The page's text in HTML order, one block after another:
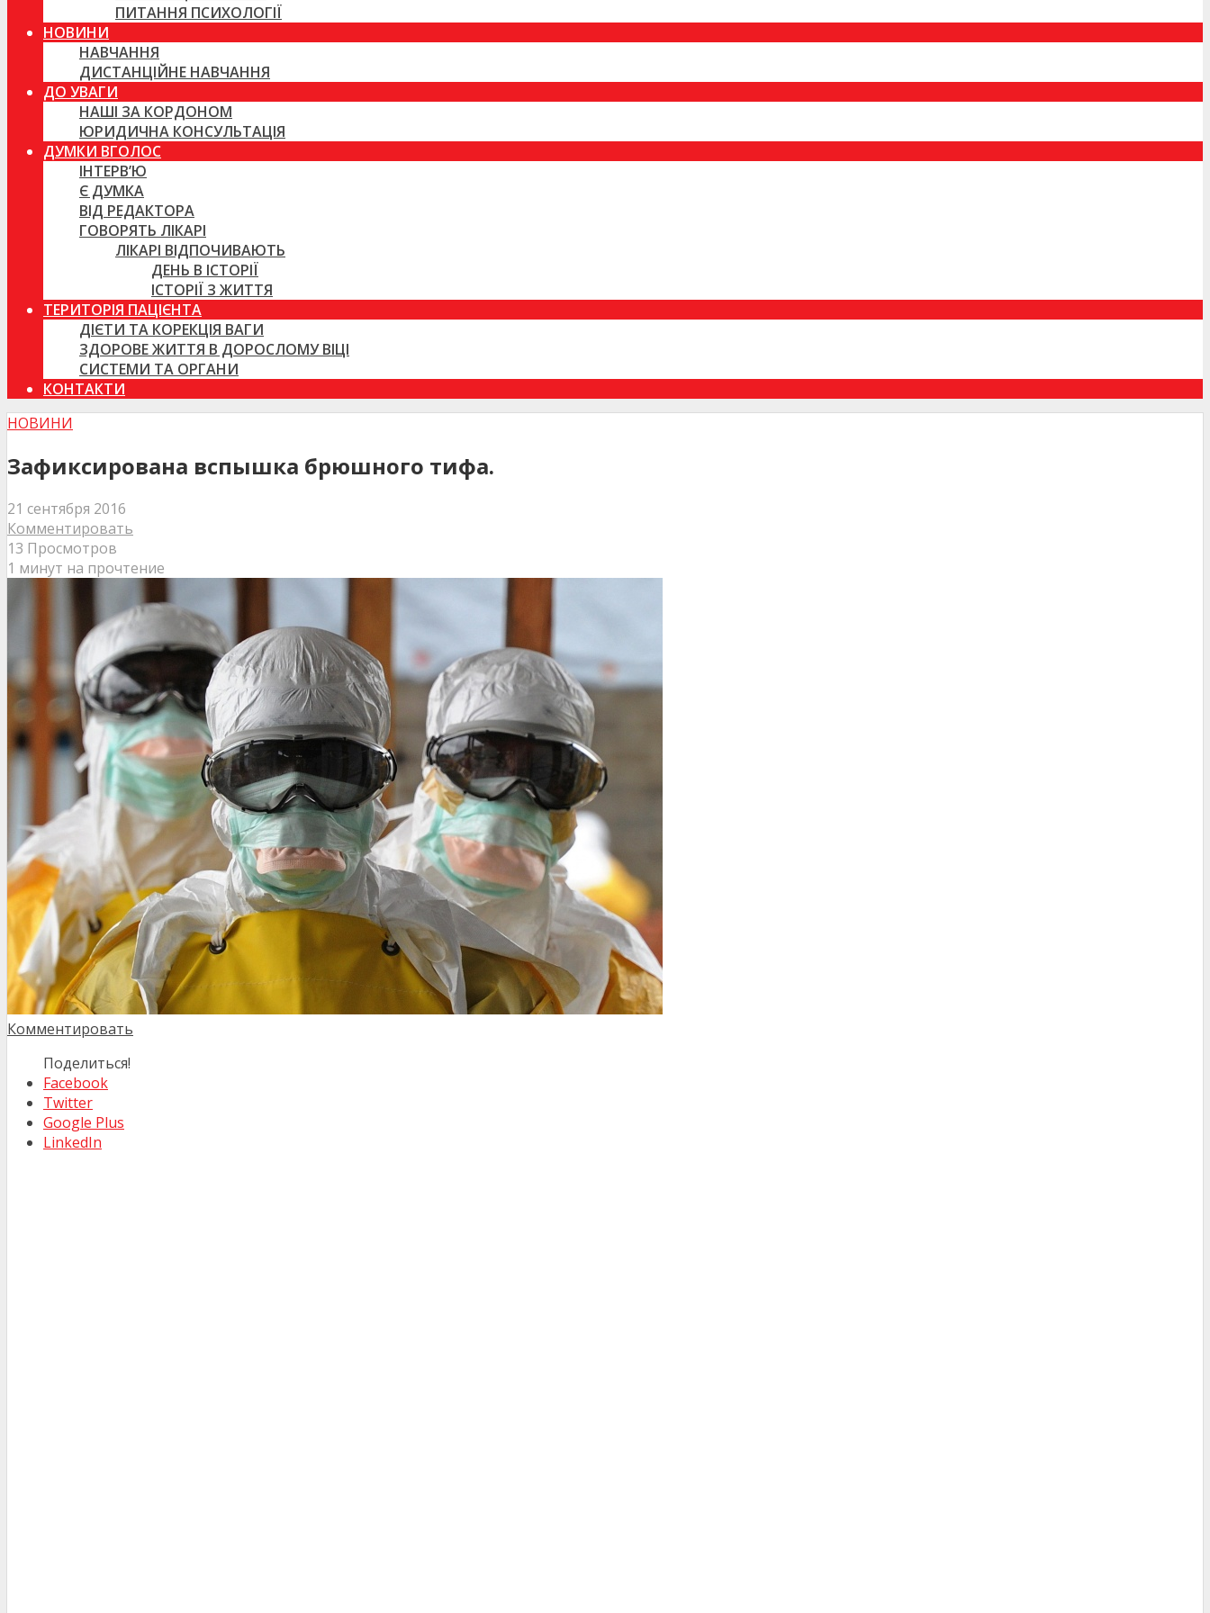
ПИТАННЯ ПСИХОЛОГІЇ
НОВИНИ
НАВЧАННЯ
ДИСТАНЦІЙНЕ НАВЧАННЯ
ДО УВАГИ
НАШІ ЗА КОРДОНОМ
ЮРИДИЧНА КОНСУЛЬТАЦІЯ
ДУМКИ ВГОЛОС
ІНТЕРВ’Ю
Є ДУМКА
ВІД РЕДАКТОРА
ГОВОРЯТЬ ЛІКАРІ
ЛІКАРІ ВІДПОЧИВАЮТЬ
ДЕНЬ В ІСТОРІЇ
ІСТОРІЇ З ЖИТТЯ
ТЕРИТОРІЯ ПАЦІЄНТА
ДІЄТИ ТА КОРЕКЦІЯ ВАГИ
ЗДОРОВЕ ЖИТТЯ В ДОРОСЛОМУ ВІЦІ
СИСТЕМИ ТА ОРГАНИ
КОНТАКТИ
НОВИНИ
Зафиксирована вспышка брюшного тифа.
21 сентября 2016
Комментировать
13 Просмотров
1 минут на прочтение
Комментировать
Поделиться!
Facebook
Twitter
Google Plus
LinkedIn